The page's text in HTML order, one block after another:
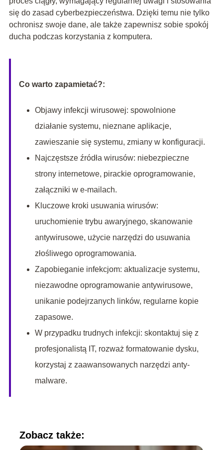
się do zasad cyberbezpieczeństwa. Dzięki temu nie tylko
ochronisz swoje dane, ale także zapewnisz sobie spokój
ducha podczas korzystania z komputera.
Co warto zapamietać?:
Objawy infekcji wirusowej: spowolnione
działanie systemu, nieznane aplikacje,
zawieszanie się systemu, zmiany w konfiguracji.
Najczęstsze źródła wirusów: niebezpieczne
strony internetowe, pirackie oprogramowanie,
załączniki w e-mailach.
Kluczowe kroki usuwania wirusów:
uruchomienie trybu awaryjnego, skanowanie
antywirusowe, użycie narzędzi do usuwania
złośliwego oprogramowania.
Zapobieganie infekcjom: aktualizacje systemu,
niezawodne oprogramowanie antywirusowe,
unikanie podejrzanych linków, regularne kopie
zapasowe.
W przypadku trudnych infekcji: skontaktuj się z
profesjonalistą IT, rozważ formatowanie dysku,
korzystaj z zaawansowanych narzędzi anty-
malware.
Zobacz także: